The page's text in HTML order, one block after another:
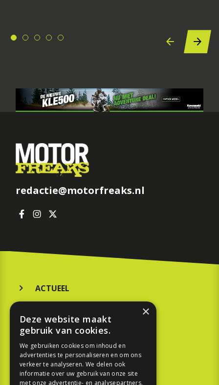
redactie@motorfreaks.nl
ACTUEEL
KOOPGIDS
TESTEN
SPORT
×
Deze website maakt
gebruik van cookies.
We gebruiken cookies om inhoud en
advertenties te personaliseren en om ons
verkeer te analyseren. We delen ook
informatie over uw gebruik van onze site
met onze advertentie- en analysepartners,